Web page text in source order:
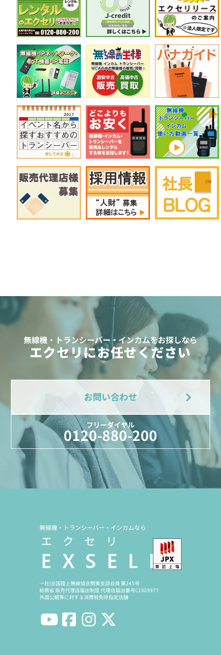
無線機・トランシーバー・インカムをお探しなら
エクセリにお任せください
お問い合わせ
フリーダイヤル
0120-880-200
無線機・トランシーバー・インカムなら
一社)全国陸上無線協会関東支部会員 第245号
総務省 販売代理店届出制度 代理店届出番号C1909977
外国公館等に対する消費税免除指定店舗